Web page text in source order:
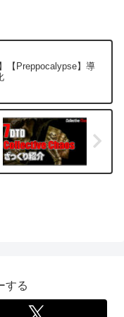
【Preppocalypse】導
する